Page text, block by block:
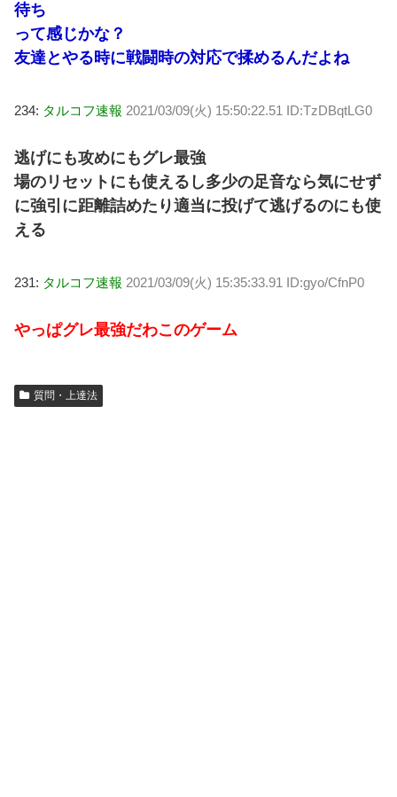
待ち
って感じかな？
友達とやる時に戦闘時の対応で揉めるんだよね
234: タルコフ速報 2021/03/09(火) 15:50:22.51 ID:TzDBqtLG0
逃げにも攻めにもグレ最強
場のリセットにも使えるし多少の足音なら気にせず
に強引に距離詰めたり適当に投げて逃げるのにも使
える
231: タルコフ速報 2021/03/09(火) 15:35:33.91 ID:gyo/CfnP0
やっぱグレ最強だわこのゲーム
質問・上達法